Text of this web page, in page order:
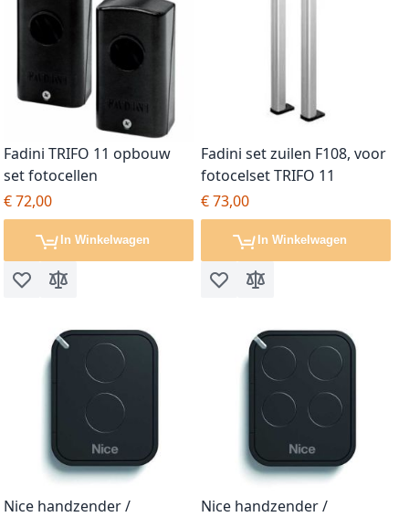
Fadini TRIFO 11 opbouw
set fotocellen
€ 72,00
In Winkelwagen
Voeg toe aan verlanglijst
Toevoegen om te vergelijken
Fadini set zuilen F108, voor
fotocelset TRIFO 11
€ 73,00
In Winkelwagen
Voeg toe aan verlanglijst
Toevoegen om te
Nice handzender /
Nice handzender /